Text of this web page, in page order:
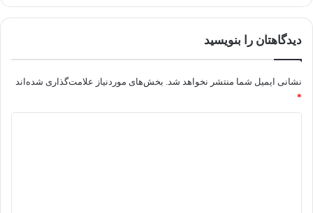
دیدگاهتان را بنویسید
نشانی ایمیل شما منتشر نخواهد شد. بخش‌های موردنیاز علامت‌گذاری شده‌اند
*